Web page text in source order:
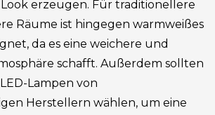
erzeugen. Für traditionellere
Räume ist hingegen warmweißes
da es eine weichere und
schafft. Außerdem sollten
Lampen von
Herstellern wählen, um eine